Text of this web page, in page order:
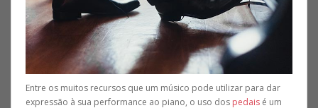
Entre os muitos recursos que um músico pode utilizar para dar
expressão à sua performance ao piano, o uso dos pedais é um